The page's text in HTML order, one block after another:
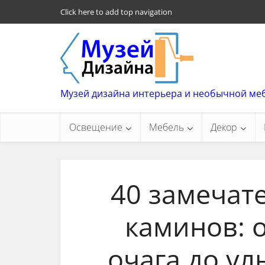
Click here to add top navigation
Музей дизайна интерьера и необычной
Освещение Мебель Декор
40
каминов: